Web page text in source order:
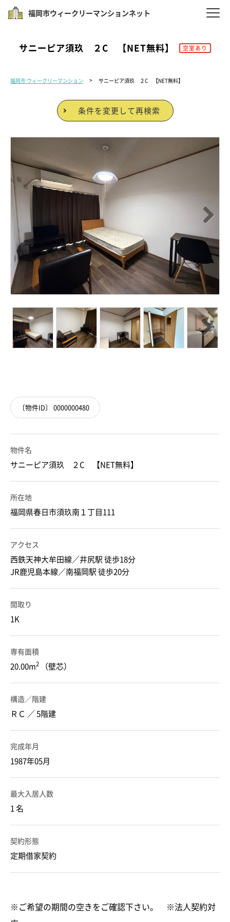
福岡市ウィークリーマンションネット
サニーピア須玖 ２C 【NET無料】 空室あり
福岡市 ウィークリーマンション サニーピア須玖 ２C 【NET無料】
条件を変更して再検索
Next
Next
〔物件ID〕 0000000480
物件名
サニーピア須玖 ２C 【NET無料】
所在地
福岡県春日市須玖南１丁目111
アクセス
西鉄天神大牟田線／井尻駅 徒歩18分
JR鹿児島本線／南福岡駅 徒歩20分
間取り
1K
専有面積
20.00m2 （壁芯）
構造／階建
ＲＣ ／ 5階建
完成年月
1987年05月
最大入居人数
1 名
契約形態
定期借家契約
※ご希望の期間の空きをご確認下さい。 ※法人契約対